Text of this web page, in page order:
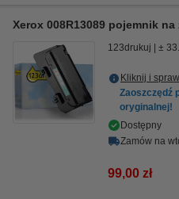
Xerox 008R13089 pojemnik
123drukuj ±
Kliknij i
Zaoszczędź
oryginalnej!
Dostępny
Zamów na
99,00 zł